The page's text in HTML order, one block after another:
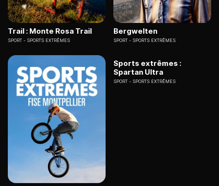
Trail : Monte Rosa Trail
SPORT SPORTS EXTRÊMES
Bergwelten
SPORT SPORTS EXTRÊMES
Sports extrêmes :
Spartan Ultra
SPORT SPORTS EXTRÊMES